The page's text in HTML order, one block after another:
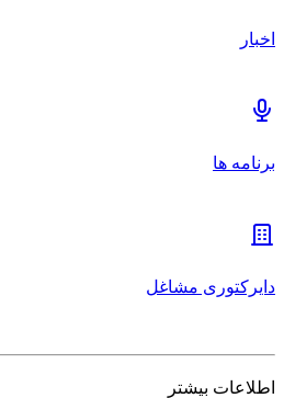
اخبار
برنامه ها
دایرکتوری مشاغل
اطلاعات بیشتر